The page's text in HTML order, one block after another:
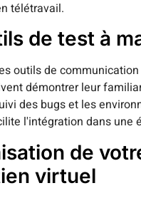
télétravail.
de test à
outils de
démontrer leur
des bugs et les
l'intégration dans une
de
virtuel